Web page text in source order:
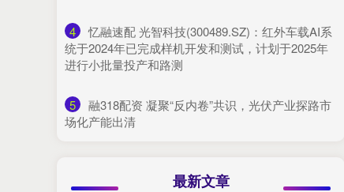
4
​忆融速配 光智科技(300489.SZ)：红外车载AI系
统于2024年已完成样机开发和测试，计划于2025年
进行小批量投产和路测
5
​融318配资 凝聚“反内卷”共识，光伏产业探路市
场化产能出清
最新文章